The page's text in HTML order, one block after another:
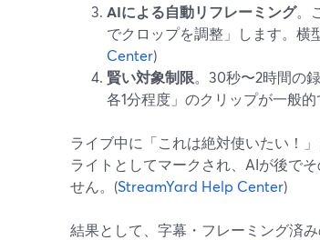
AIによる自動リフレーミング。
でクロップを調整」します。横
Center)
賢い対象制限。30秒〜2時間の
各1分程度」のクリップが一般的
ライブ中に「これは絶対使いたい！
ライトとしてマークされ、AIが後で
せん。(StreamYard Help Center)
結果として、字幕・フレーミング済